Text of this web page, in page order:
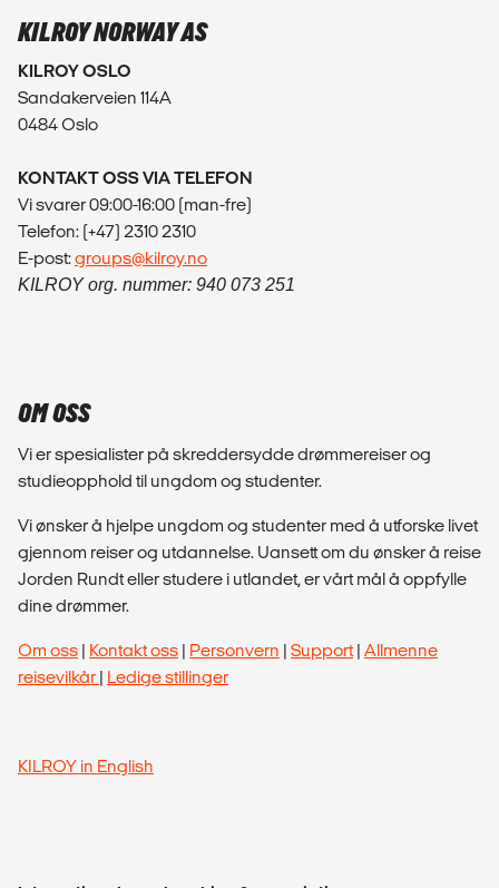
KILROY NORWAY AS
KILROY OSLO
Sandakerveien 114A
0484 Oslo
KONTAKT OSS VIA TELEFON
Vi svarer 09:00-16:00 (man-fre)
Telefon: (+47) 2310 2310
E-post:groups@kilroy.no
KILROY org. nummer: 940 073 251
OM OSS
Vi er spesialister på skreddersydde drømmereiser og
studieopphold til ungdom og studenter.
Vi ønsker å hjelpe ungdom og studenter med å utforske livet
gjennom reiser og utdannelse. Uansett om du ønsker å reise
Jorden Rundt eller studere i utlandet, er vårt mål å oppfylle
dine drømmer.
Om oss | Kontakt oss | Personvern | Support| Allmenne
reisevilkår | Ledige stillinger
KILROY in English